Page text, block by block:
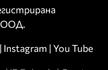
ООД.
| Instagram | You Tube